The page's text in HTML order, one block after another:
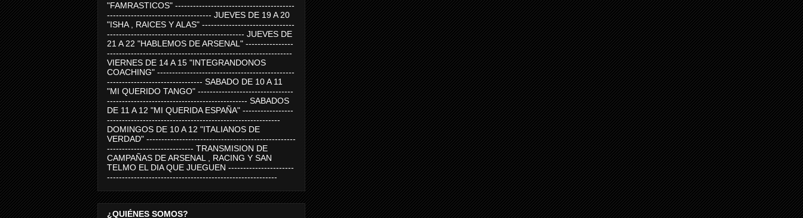
"FAMRASTICOS" ----------------------------------------
----------------------------------- JUEVES DE 19 A 20
"ISHA , RAICES Y ALAS" -------------------------------
---------------------------------------------- JUEVES DE
21 A 22 "HABLEMOS DE ARSENAL" ----------------
--------------------------------------------------------------
VIERNES DE 14 A 15 "INTEGRANDONOS
COACHING" ----------------------------------------------
-------------------------------- SABADO DE 10 A 11
"MI QUERIDO TANGO" --------------------------------
----------------------------------------------- SABADOS
DE 11 A 12 "MI QUERIDA ESPAÑA" -----------------
----------------------------------------------------------
DOMINGOS DE 10 A 12 "ITALIANOS DE
VERDAD" --------------------------------------------------
----------------------------- TRANSMISION DE
CAMPAÑAS DE ARSENAL , RACING Y SAN
TELMO EL DIA QUE JUEGUEN ----------------------
---------------------------------------------------------
¿QUIÉNES SOMOS?